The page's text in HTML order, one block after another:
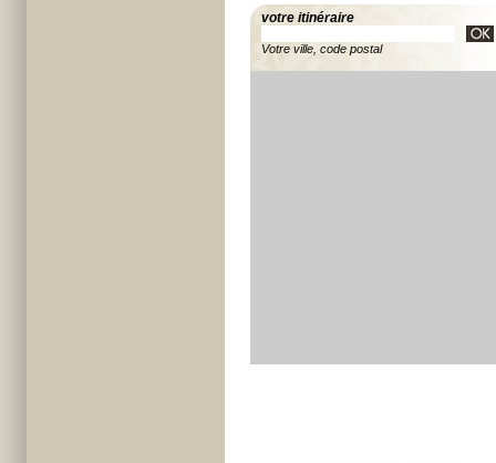
votre itinéraire
Votre ville, code postal